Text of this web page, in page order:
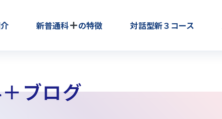
新普通科 の特徴 対話型新３コース
ブログ